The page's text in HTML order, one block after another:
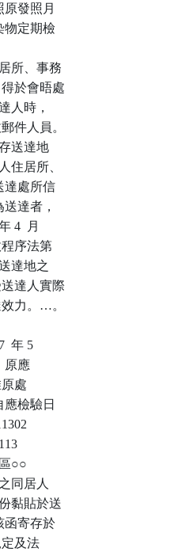
原發照月
物定期檢
所、事務
於會晤處
人時，
件人員。
送達地
住居所、
達處所信
達者，
4  月
程序法第
達地之
達人實際
力。…。
年 5
原應
原處
應檢驗日
○○
同居人
黏貼於送
函寄存於
定及法